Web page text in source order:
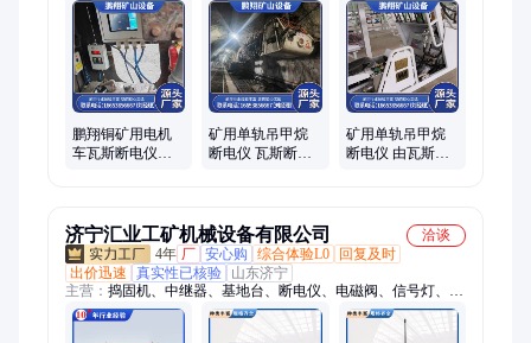
置、速度保护装置、警示报警装置、吊倒车影像装置、车机车保
护装置、防追尾检测装置
鹏翔铜矿用电机
车瓦斯断电仪额
矿用单轨吊甲烷
断电仪 瓦斯断电
矿用单轨吊甲烷
断电仪 由瓦斯传
济宁汇业工矿机械设备有限公司
洽谈
4年 厂 安心购 综合体验L0
回复及时
出价迅速
真实性已核验
山东济宁
主营： 捣固机、中继器、基地台、断电仪、电磁阀、信号灯、传
感器、接线盒、打磨机、输送机、显模块、凿岩机、切轨机、调
节器、摄像仪、标识卡、变压器、控制器、保护器、调整机、手